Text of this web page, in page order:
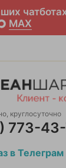
MAX
круглосуточно
773-
в Телеграм